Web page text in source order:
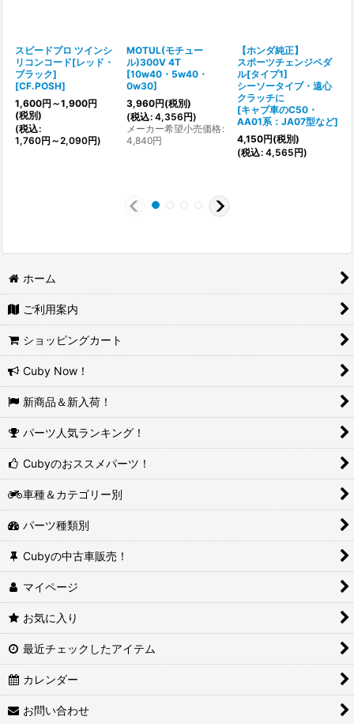
スピードプロ ツインシ
リコンコード[レッド・
ブラック]
[CF.POSH]
1,600円 ～1,900円
(税別)
(税込:
1,760円 ～2,090円)
MOTUL(モチュー
ル)300V 4T
[10w40・5w40・
0w30]
3,960円(税別)
(税込: 4,356円)
メーカー希望小売価格:
4,840円
【ホンダ純正】
スポーツチェンジペダ
ル[タイプ1]
シーソータイプ・遠心
クラッチに
[キャブ車のC50・
AA01系：JA07型など]
4,150円(税別)
(税込: 4,565円)
ホーム
ご利用案内
ショッピングカート
Cuby Now！
新商品＆新入荷！
パーツ人気ランキング！
Cubyのおススメパーツ！
車種＆カテゴリー別
パーツ種類別
Cubyの中古車販売！
マイページ
お気に入り
最近チェックしたアイテム
カレンダー
お問い合わせ